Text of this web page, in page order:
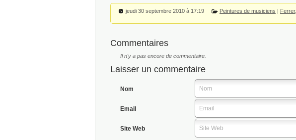
jeudi 30 septembre 2010 à 17:19 Peintures de musiciens Ferrer,
Commentaires
Il n'y a pas encore de commentaire.
Laisser un commentaire
Nom
Email
Site Web